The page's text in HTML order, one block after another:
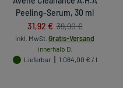
Peeling-Serum, 30 ml
31,92 € 39,90 €
inkl. MwSt. Gratis-Versand
innerhalb D.
Lieferbar
1.064,00 € / l